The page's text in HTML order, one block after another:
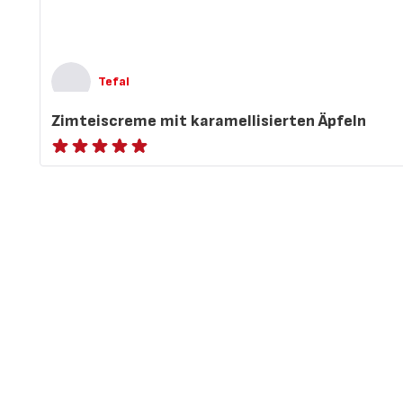
Tefal
Zimteiscreme mit karamellisierten Äpfeln
ratings.NaN